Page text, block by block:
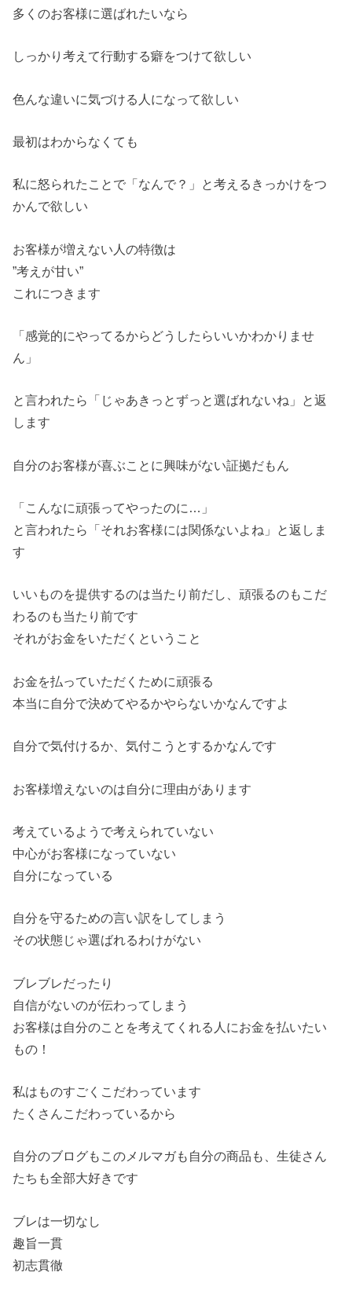
多くのお客様に選ばれたいなら
しっかり考えて行動する癖をつけて欲しい
色んな違いに気づける人になって欲しい
最初はわからなくても
私に怒られたことで「なんで？」と考えるきっかけをつ
かんで欲しい
お客様が増えない人の特徴は
”考えが甘い”
これにつきます
「感覚的にやってるからどうしたらいいかわかりませ
ん」
と言われたら「じゃあきっとずっと選ばれないね」と返
します
自分のお客様が喜ぶことに興味がない証拠だもん
「こんなに頑張ってやったのに…」
と言われたら「それお客様には関係ないよね」と返しま
す
いいものを提供するのは当たり前だし、頑張るのもこだ
わるのも当たり前です
それがお金をいただくということ
お金を払っていただくために頑張る
本当に自分で決めてやるかやらないかなんですよ
自分で気付けるか、気付こうとするかなんです
お客様増えないのは自分に理由があります
考えているようで考えられていない
中心がお客様になっていない
自分になっている
自分を守るための言い訳をしてしまう
その状態じゃ選ばれるわけがない
ブレブレだったり
自信がないのが伝わってしまう
お客様は自分のことを考えてくれる人にお金を払いたい
もの！
私はものすごくこだわっています
たくさんこだわっているから
自分のブログもこのメルマガも自分の商品も、生徒さん
たちも全部大好きです
ブレは一切なし
趣旨一貫
初志貫徹